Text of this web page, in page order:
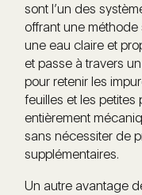
sont l’un des
offrant une
une eau claire et
et passe à travers
pour retenir les
feuilles et les petites
entièrement
sans nécessiter de
supplémentaires.
Un autre avantage